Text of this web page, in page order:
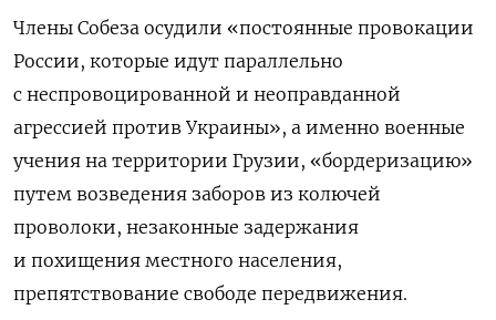
Члены Собеза осудили «постоянные провокации
России, которые идут параллельно
с неспровоцированной и неоправданной
агрессией против Украины», а именно военные
учения на территории Грузии, «бордеризацию»
путем возведения заборов из колючей
проволоки, незаконные задержания
и похищения местного населения,
препятствование свободе передвижения.